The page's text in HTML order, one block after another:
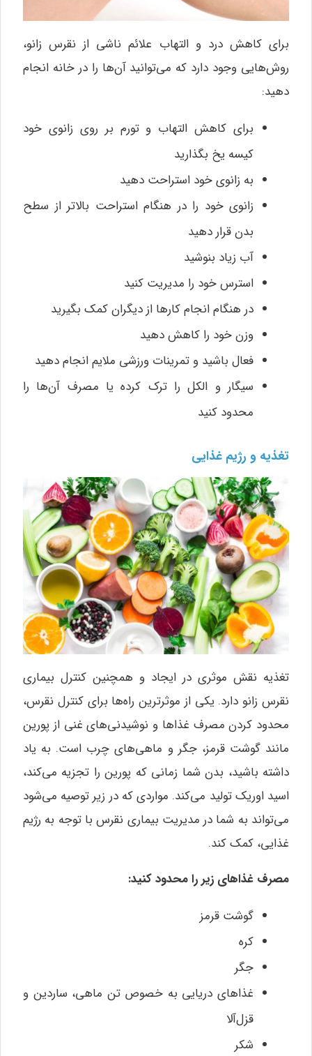
برای کاهش درد و التهاب علائم ناشی از نقرس زانو،
روش‌هایی وجود دارد که می‌توانید آن‌ها را در خانه انجام
دهید:
برای کاهش التهاب و تورم بر روی زانوی خود
کیسه یخ بگذارید
به زانوی خود استراحت دهید
زانوی خود را در هنگام استراحت بالاتر از سطح
بدن قرار دهید
آب زیاد بنوشید
استرس خود را مدیریت کنید
در هنگام انجام کارها از دیگران کمک بگیرید
وزن خود را کاهش دهید
فعال باشید و تمرینات ورزشی ملایم انجام دهید
سیگار و الکل را ترک کرده یا مصرف آن‌ها را
محدود کنید
تغذیه و رژیم غذایی
تغذیه نقش موثری در ایجاد و همچنین کنترل بیماری
نقرس زانو دارد. یکی از موثرترین راه‌ها برای کنترل نقرس،
محدود کردن مصرف غذاها و نوشیدنی‌های غنی از پورین
مانند گوشت قرمز، جگر و ماهی‌های چرب است. به یاد
داشته باشید، بدن شما زمانی که پورین را تجزیه می‌کند،
اسید اوریک تولید می‌کند. مواردی که در زیر توصیه می‌شود
می‌تواند به شما در مدیریت بیماری نقرس با توجه به رژیم
غذایی، کمک کند.
مصرف غذاهای زیر را محدود کنید:
گوشت قرمز
کره
جگر
غذاهای دریایی به خصوص تن ماهی، ساردین و
قزل‌آلا
شکر